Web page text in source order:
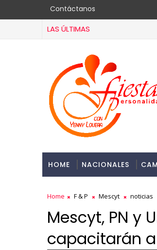
Contáctanos
LAS ÚLTIMAS
HOME NACIONALES
Home F & P Mescyt noticias
Mescyt, PN y
capacitarán